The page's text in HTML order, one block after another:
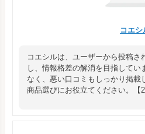
コエシ
コエシルは、ユーザーから投稿さ
し、情報格差の解消を目指してい
なく、悪い口コミもしっかり掲載
商品選びにお役立てください。【